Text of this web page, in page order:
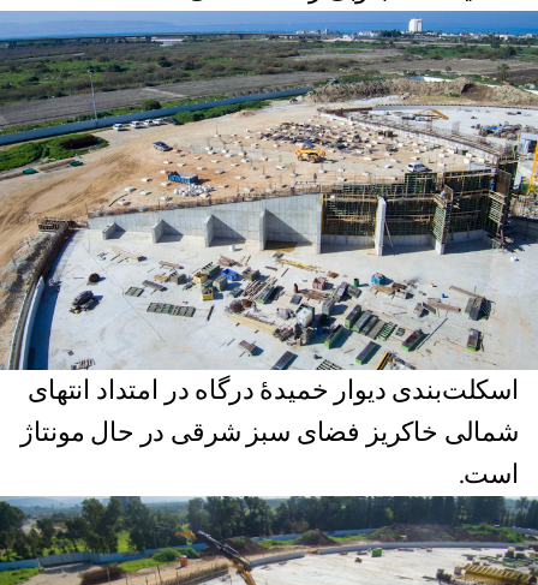
اسکلت‌بندی دیوار خمیدهٔ درگاه در امتداد انتهای
شمالی خاکریز فضای سبز شرقی در حال مونتاژ
است.